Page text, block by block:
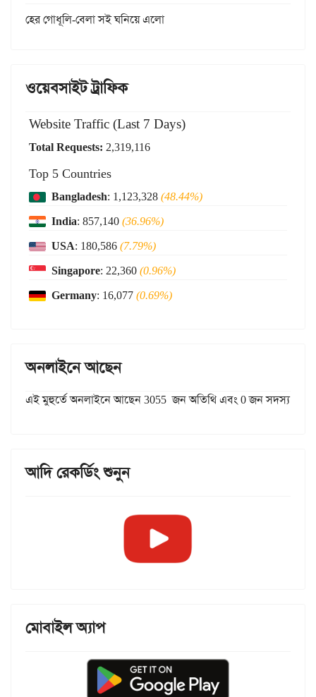
হের গোধূলি-বেলা সই ঘনিয়ে এলো
ওয়েবসাইট ট্রাফিক
Website Traffic (Last 7 Days)
Total Requests: 2,319,116
Top 5 Countries
Bangladesh: 1,123,328(48.44%)
India: 857,140(36.96%)
USA: 180,586(7.79%)
Singapore: 22,360(0.96%)
Germany: 16,077(0.69%)
অনলাইনে আছেন
এই মুহুর্তে অনলাইনে আছেন 3055 জন অতিথি এবং 0 জন সদস্য
আদি রেকর্ডিং শুনুন
মোবাইল অ্যাপ